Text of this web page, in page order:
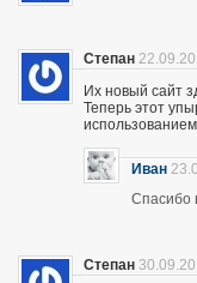
Степан
Их новый сайт
Теперь этот
Иван
Спасибо
Степан